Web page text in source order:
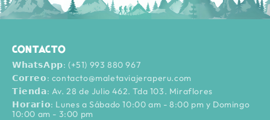
Contacto
𝗪𝗵𝗮𝘁𝘀𝗔𝗽𝗽: (+51) 993 880 967
𝗖𝗼𝗿𝗿𝗲𝗼: contacto@maletaviajeraperu.com
𝗧𝗶𝗲𝗻𝗱𝗮: Av. 28 de Julio 462. Tda 103. Miraflores
𝗛𝗼𝗿𝗮𝗿𝗶𝗼: Lunes a Sábado 10:00 am - 8:00 pm y Domingo
10:00 am - 3:00 pm